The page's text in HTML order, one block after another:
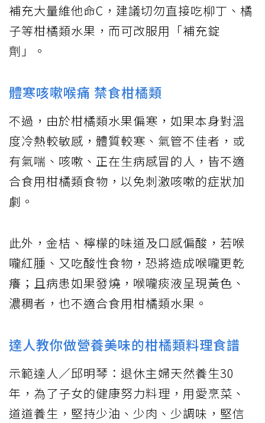
補充大量維他命C，建議切勿直接吃柳丁、橘
子等柑橘類水果，而可改服用「補充錠
劑」。
體寒咳嗽喉痛 禁食柑橘類
不過，由於柑橘類水果偏寒，如果本身對溫
度冷熱較敏感，體質較寒、氣管不佳者，或
有氣喘、咳嗽、正在生病感冒的人，皆不適
合食用柑橘類食物，以免刺激咳嗽的症狀加
劇。
此外，金桔、檸檬的味道及口感偏酸，若喉
嚨紅腫、又吃酸性食物，恐將造成喉嚨更乾
癢；且病患如果發燒，喉嚨痰液呈現黃色、
濃稠者，也不適合食用柑橘類水果。
達人教你做營養美味的柑橘類料理食譜
示範達人／邱明琴：退休主婦天然養生30
年，為了子女的健康努力料理，用愛烹菜、
道道養生，堅持少油、少肉、少調味，堅信